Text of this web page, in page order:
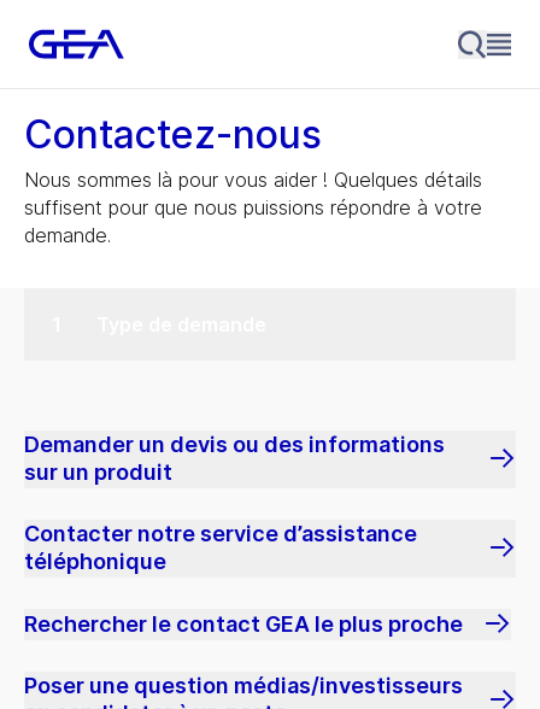
Contactez-nous
Nous sommes là pour vous aider ! Quelques détails
suffisent pour que nous puissions répondre à votre
demande.
Demander un devis ou des informations
sur un produit
Contacter notre service d’assistance
téléphonique
Rechercher le contact GEA le plus proche
Poser une question médias/investisseurs